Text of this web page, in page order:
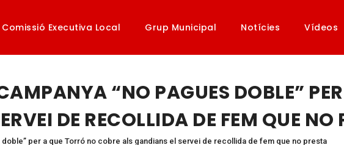
Comissió Executiva Local Grup Municipal Notícies Vídeos
“NO PAGUES DOBLE”
DE RECOLLIDA DE FEM QUE NO
doble” per a que Torró no cobre als gandians el servei de recollida de fem que no presta